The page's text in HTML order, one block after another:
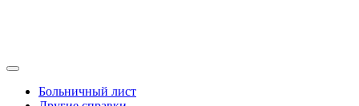
Больничный лист